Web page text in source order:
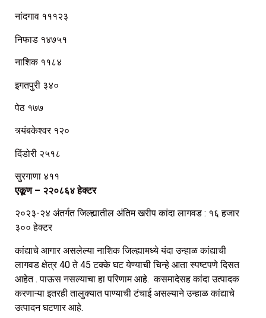
नांदगाव १११२३
निफाड १४७५१
नाशिक ११८४
इगतपुरी ३४०
पेठ १७७
त्र्यंबकेश्वर १२०
दिंडोरी २५१८
सुरगाणा ४११
एकूण – २२०८६४ हेक्टर
२०२३-२४ अंतर्गत जिल्ह्यातील अंतिम खरीप कांदा लागवड : १६ हजार
३०० हेक्टर
कांद्याचे आगार असलेल्या नाशिक जिल्ह्यामध्ये यंदा उन्हाळ कांद्याची
लागवड क्षेत्र 40 ते 45 टक्के घट येण्याची चिन्हे आता स्पष्टपणे दिसत
आहेत . पाऊस नसल्याचा हा परिणाम आहे. कसमादेसह कांदा उत्पादक
करणाऱ्या इतरही तालुक्यात पाण्याची टंचाई असल्याने उन्हाळ कांद्याचे
उत्पादन घटणार आहे.